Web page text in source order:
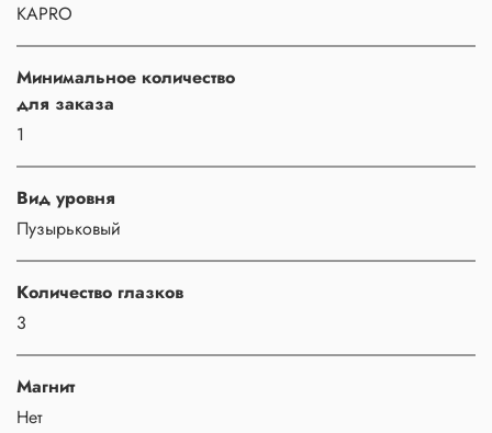
KAPRO
Минимальное количество
для заказа
1
Вид уровня
Пузырьковый
Количество глазков
3
Магнит
Нет